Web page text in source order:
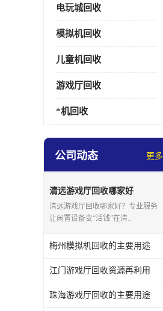
电玩城回收
模拟机回收
儿童机回收
游戏厅回收
*机回收
公司动态 更多
清远游戏厅回收哪家好
清远游戏厅回收哪家好？专业服务
让闲置设备变“活钱”在清..
梅州模拟机回收的主要用途
江门游戏厅回收资源再利用
珠海游戏厅回收的主要用途